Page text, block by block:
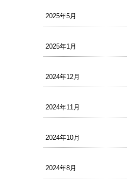
2025年5月
2025年1月
2024年12月
2024年11月
2024年10月
2024年8月